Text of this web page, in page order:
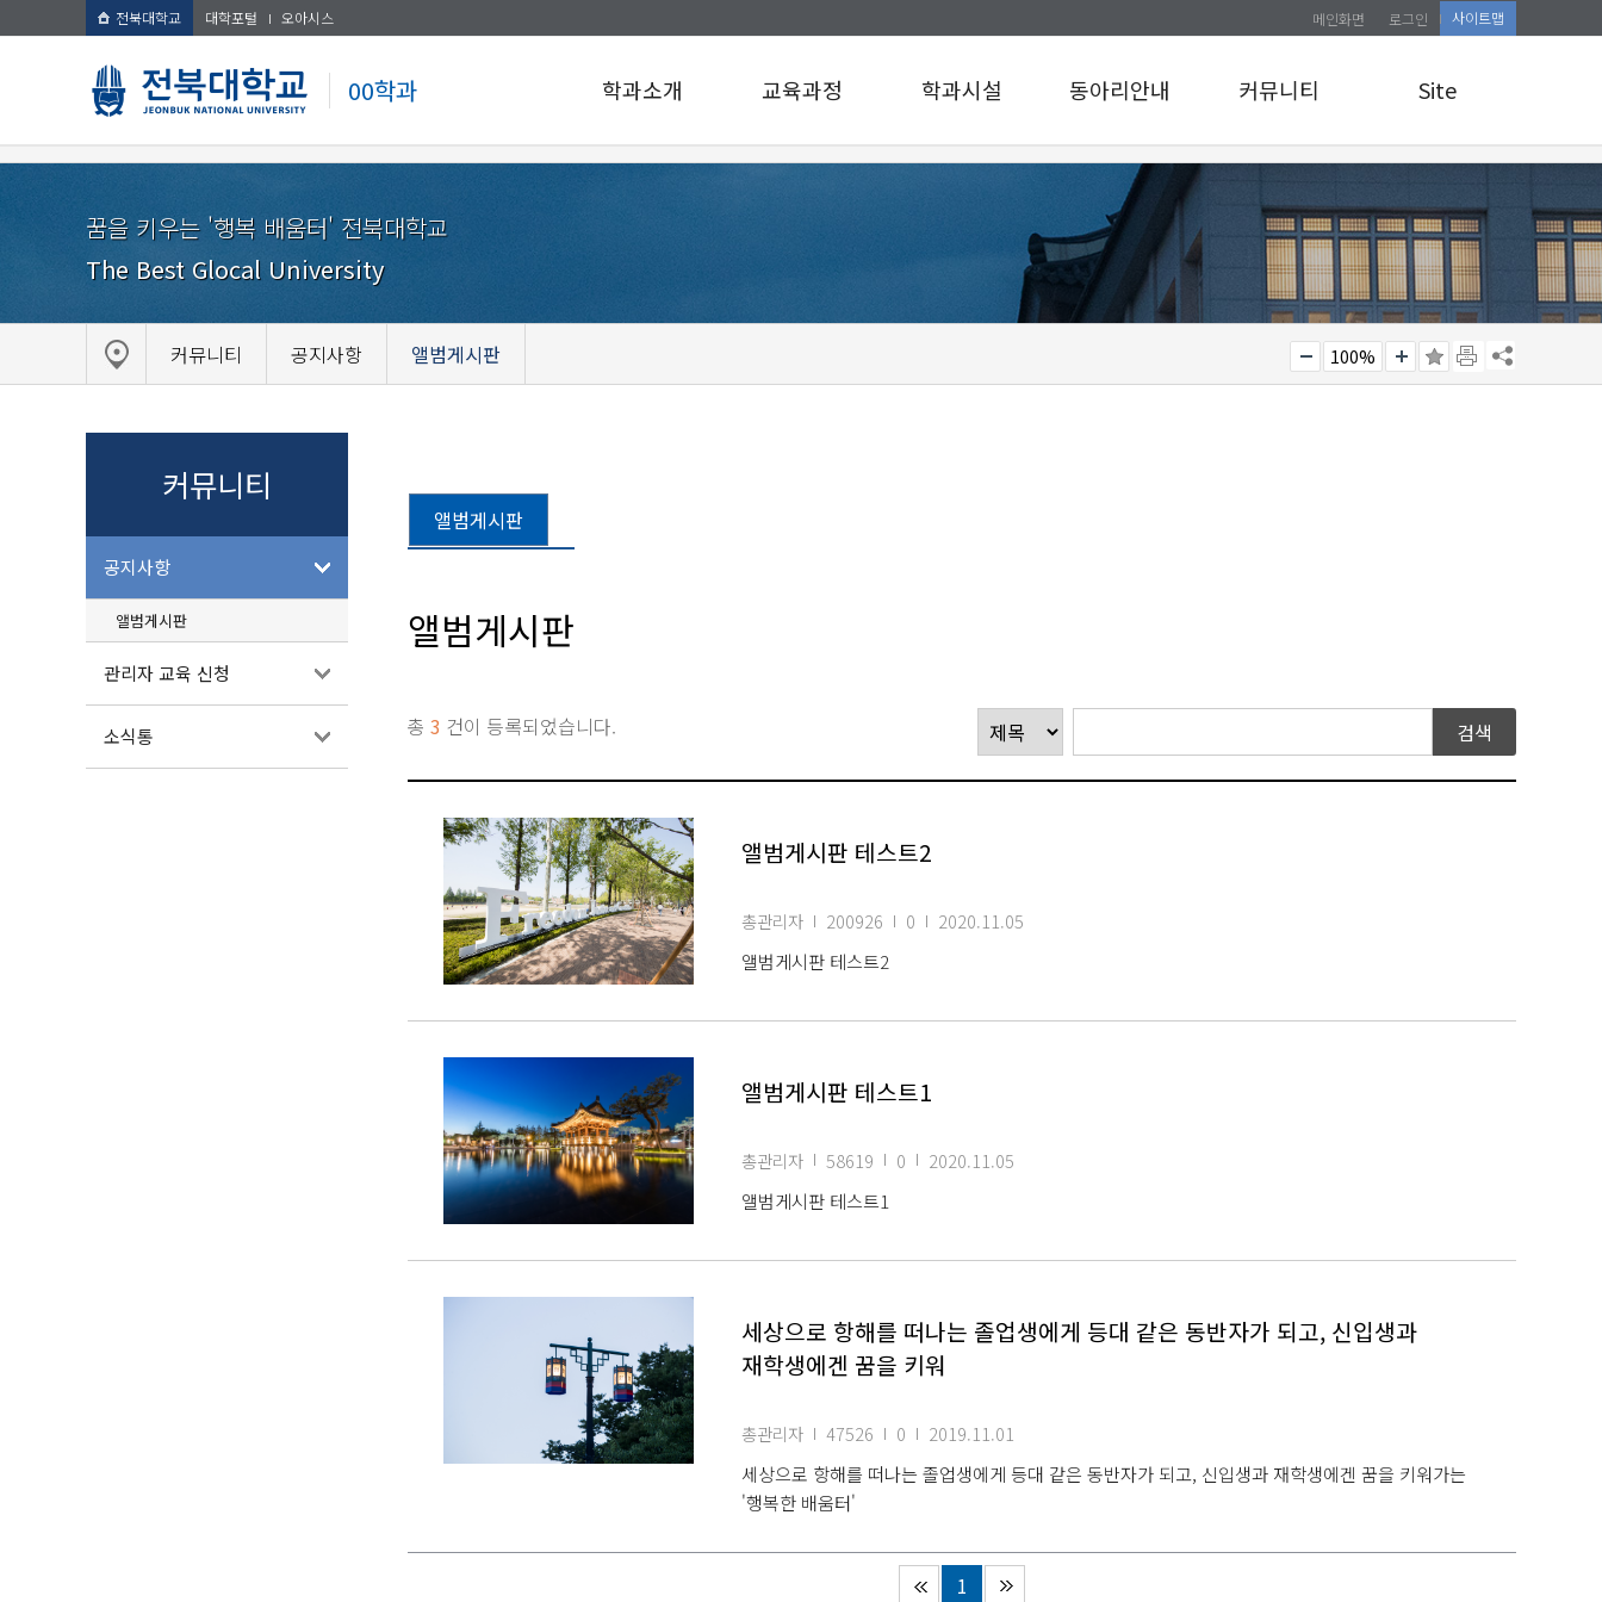
전북대학교 대학포털 오아시스
00학과
메인화면 로그인 사이트맵
학과소개
인사말
d
교육과정
교육과정
학과시설
학과시설
동아리안내
동아리안내
커뮤니티
공지사항
관리자 교육 신청
Site
로그인
꿈을 키우는 '행복 배움터' 전북대학교
The Best Glocal University
커뮤니티 공지사항 앨범게시판 100%
커뮤니티
공지사항
앨범게시판
관리자 교육 신청
소식통
앨범게시판
앨범게시판
총 3 건이 등록되었습니다.
앨범게시판 테스트2
총관리자 200926 0 2020.11.05
앨범게시판 테스트2
앨범게시판 테스트1
총관리자 58619 0 2020.11.05
앨범게시판 테스트1
세상으로 항해를 떠나는 졸업생에게 등대 같은 동반자가 되고, 신입생과
재학생에겐 꿈을 키워
총관리자 47526 0 2019.11.01
세상으로 항해를 떠나는 졸업생에게 등대 같은 동반자가 되고, 신입생과 재학생에겐 꿈을 키워가는
'행복한 배움터'
1